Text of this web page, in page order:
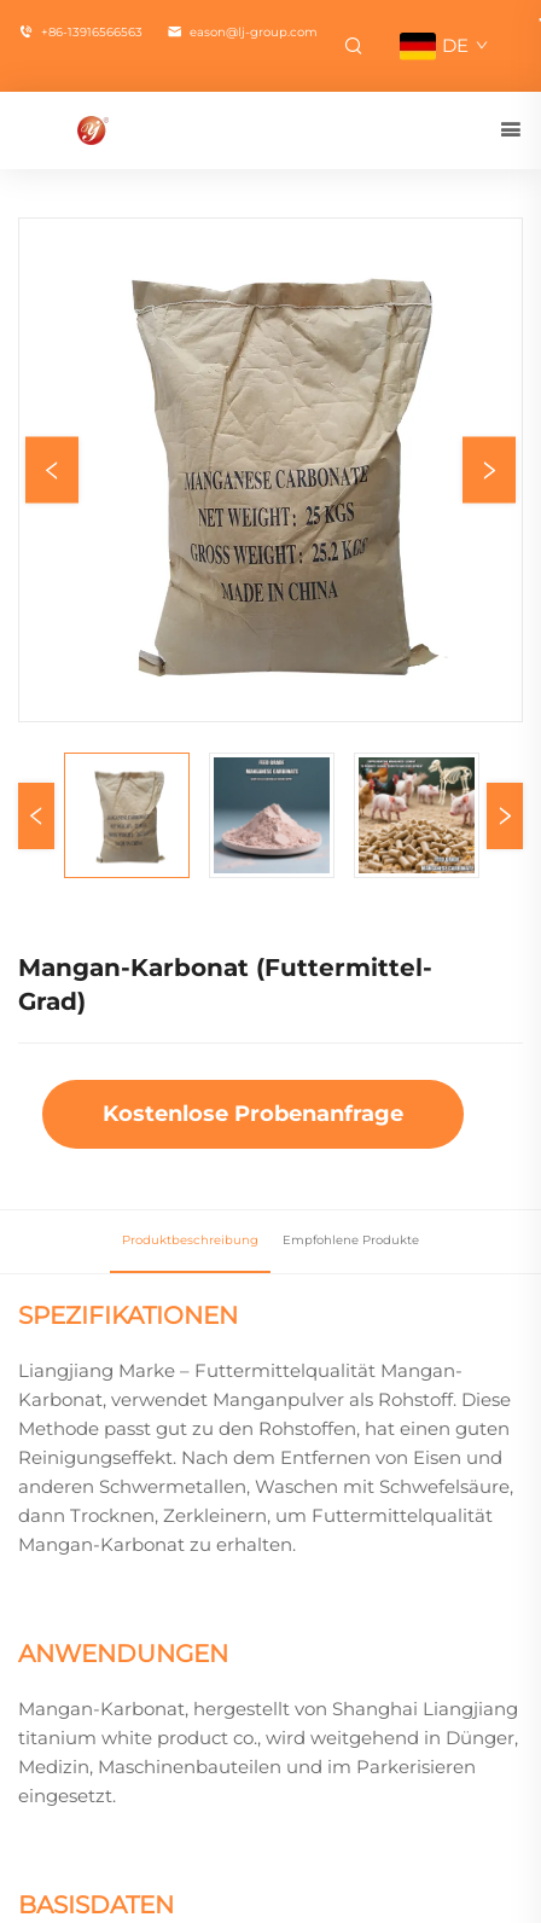
+86-13916566563 eason@lj-group.com
DE
Mangan-Karbonat (Futtermittel-
Grad)
Kostenlose Probenanfrage
Produktbeschreibung Empfohlene Produkte
SPEZIFIKATIONEN
Liangjiang Marke – Futtermittelqualität Mangan-
Karbonat, verwendet Manganpulver als Rohstoff. Diese
Methode passt gut zu den Rohstoffen, hat einen guten
Reinigungseffekt. Nach dem Entfernen von Eisen und
anderen Schwermetallen, Waschen mit Schwefelsäure,
dann Trocknen, Zerkleinern, um Futtermittelqualität
Mangan-Karbonat zu erhalten.
ANWENDUNGEN
Mangan-Karbonat, hergestellt von Shanghai Liangjiang
titanium white product co., wird weitgehend in Dünger,
Medizin, Maschinenbauteilen und im Parkerisieren
eingesetzt.
BASISDATEN